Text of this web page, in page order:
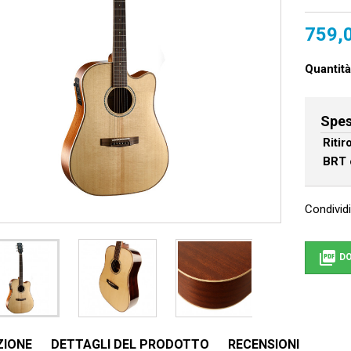
Quantità
Condividi

DETTAGLI DEL PRODOTTO RECENSIONI